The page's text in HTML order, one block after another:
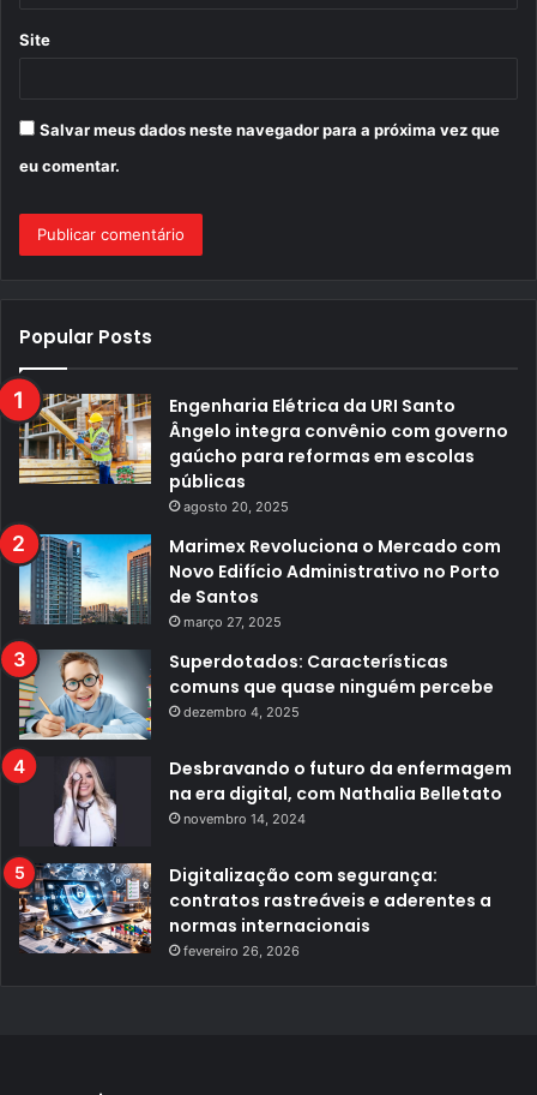
Site
Salvar meus dados neste navegador para a próxima vez que
eu comentar.
Popular Posts
Engenharia Elétrica da URI Santo
Ângelo integra convênio com governo
gaúcho para reformas em escolas
públicas
agosto 20, 2025
Marimex Revoluciona o Mercado com
Novo Edifício Administrativo no Porto
de Santos
março 27, 2025
Superdotados: Características
comuns que quase ninguém percebe
dezembro 4, 2025
Desbravando o futuro da enfermagem
na era digital, com Nathalia Belletato
novembro 14, 2024
Digitalização com segurança:
contratos rastreáveis e aderentes a
normas internacionais
fevereiro 26, 2026